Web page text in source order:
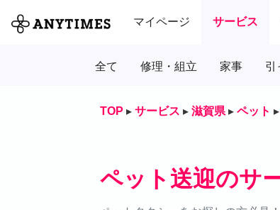
マイページ サービス
全て 修理・組立 家事 引
TOP ▸ サービス ▸ 滋賀県 ▸ ペット ▸
ペット送迎のサ